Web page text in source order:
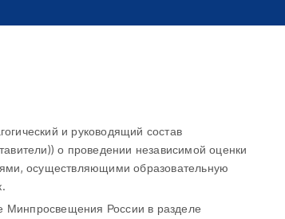
и руководящий состав
о проведении независимой оценки
осуществляющими образовательную
России в разделе